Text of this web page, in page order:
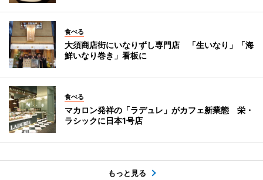
食べる
大須商店街にいなりずし専門店 「生いなり」「海
鮮いなり巻き」看板に
食べる
マカロン発祥の「ラデュレ」がカフェ新業態 栄・
ラシックに日本1号店
もっと見る